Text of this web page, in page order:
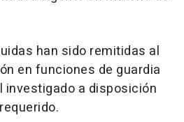
han sido remitidas al
en funciones de guardia
investigado a disposición